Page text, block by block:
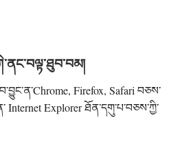
Firefox, Safari བཅས་
Internet Explorer ཐོན་དགུ་པ་བཅས་ཀྱི་